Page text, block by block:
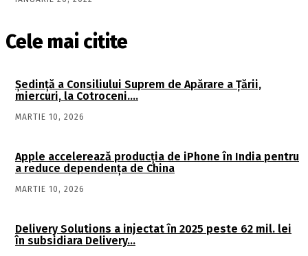
Cele mai citite
Şedinţă a Consiliului Suprem de Apărare a Ţării,
miercuri, la Cotroceni….
MARTIE 10, 2026
Apple accelerează producția de iPhone în India pentru
a reduce dependența de China
MARTIE 10, 2026
Delivery Solutions a injectat în 2025 peste 62 mil. lei
în subsidiara Delivery…